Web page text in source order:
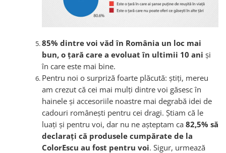
85% dintre voi văd în România un loc mai
bun, o țară care a evoluat în ultimii 10 ani și
în care este mai bine.
Pentru noi o surpriză foarte plăcută: știți, mereu
am crezut că cei mai mulți dintre voi găsesc în
hainele și accesoriile noastre mai degrabă idei de
cadouri românești pentru cei dragi. Știam că le
luați și pentru voi, dar nu ne așteptam ca 82,5% să
declarați că produsele cumpărate de la
ColorEscu au fost pentru voi. Sigur, urmează